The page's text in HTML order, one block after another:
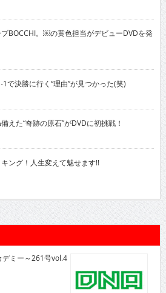
BOCCHI。￼の黄色担当がデビューDVDを発
決勝に行く“理由”が見つかった(笑)
た“奇跡の原石”がDVDに初挑戦！
ング！人生変えて魅せます!!
デミー～261号vol.4